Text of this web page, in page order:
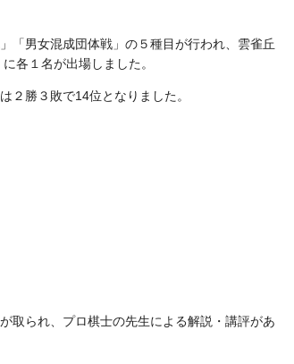
「男女混成団体戦」の５種目が行われ、雲雀丘
各１名が出場しました。
２勝３敗で14位となりました。
取られ、プロ棋士の先生による解説・講評があ